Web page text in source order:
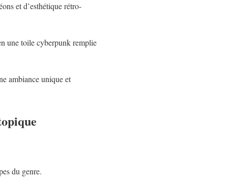
et d’esthétique rétro-
une toile cyberpunk remplie
ambiance unique et
du genre.